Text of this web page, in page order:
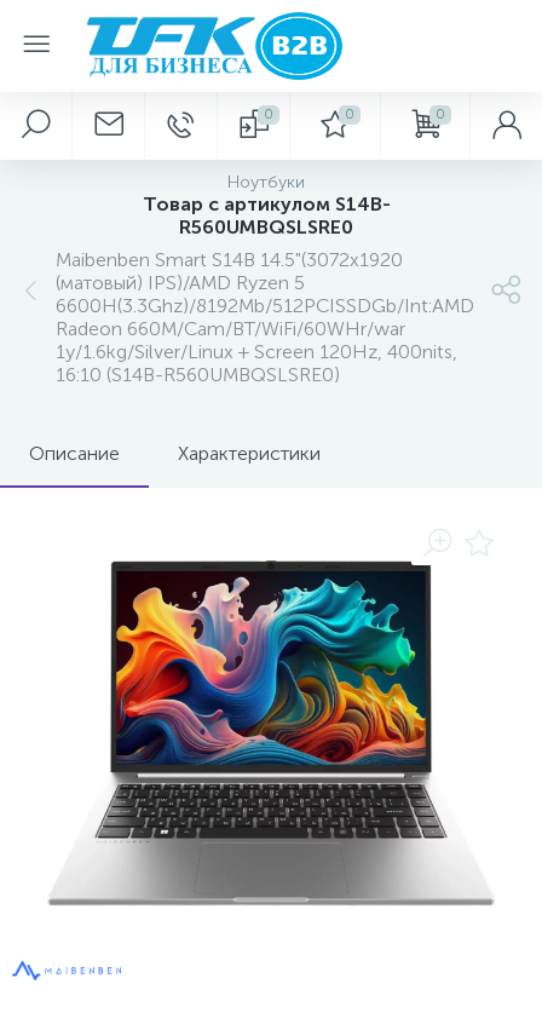
0 0 0
Ноутбуки
Товар с артикулом S14B-
R560UMBQSLSRE0
Maibenben Smart S14B 14.5"(3072x1920
(матовый) IPS)/AMD Ryzen 5
6600H(3.3Ghz)/8192Mb/512PCISSDGb/Int:AMD
Radeon 660M/Cam/BT/WiFi/60WHr/war
1y/1.6kg/Silver/Linux + Screen 120Hz, 400nits,
16:10 (S14B-R560UMBQSLSRE0)
Описание Характеристики